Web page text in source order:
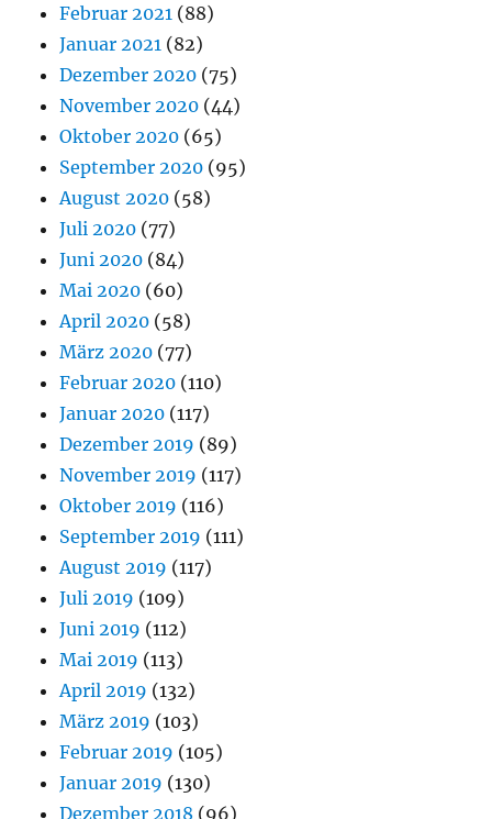
Februar 2021 (88)
Januar 2021 (82)
Dezember 2020 (75)
November 2020 (44)
Oktober 2020 (65)
September 2020 (95)
August 2020 (58)
Juli 2020 (77)
Juni 2020 (84)
Mai 2020 (60)
April 2020 (58)
März 2020 (77)
Februar 2020 (110)
Januar 2020 (117)
Dezember 2019 (89)
November 2019 (117)
Oktober 2019 (116)
September 2019 (111)
August 2019 (117)
Juli 2019 (109)
Juni 2019 (112)
Mai 2019 (113)
April 2019 (132)
März 2019 (103)
Februar 2019 (105)
Januar 2019 (130)
Dezember 2018 (96)